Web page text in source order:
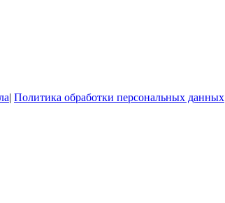
| Политика обработки персональных данных